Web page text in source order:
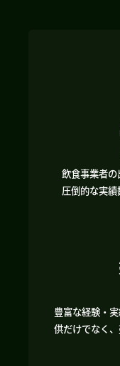
飲食事業者
圧倒的な実績
豊富な経験・
供だけでなく